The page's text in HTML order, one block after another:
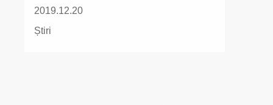
2019.12.20
Știri